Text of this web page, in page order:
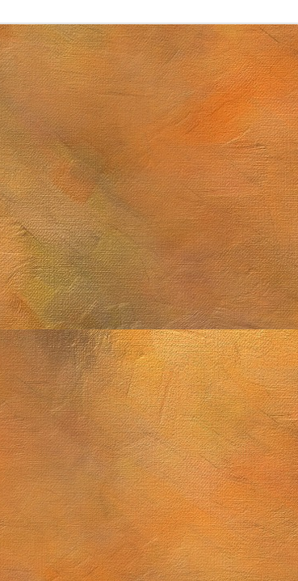
Sol. 7 de junio de 2026